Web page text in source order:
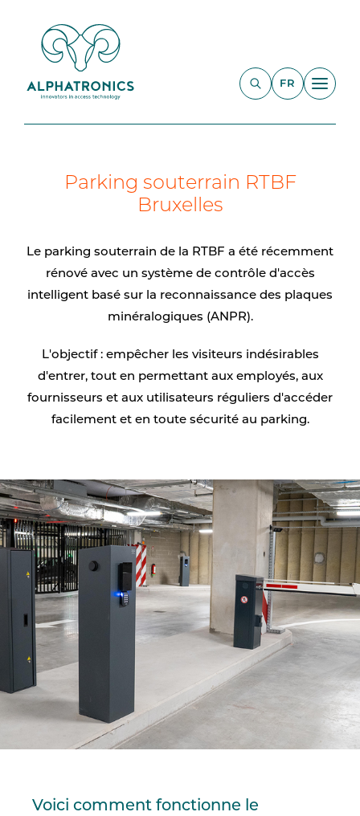
FR
Parking souterrain RTBF
Bruxelles
Le parking souterrain de la RTBF a été récemment
rénové avec un système de contrôle d'accès
intelligent basé sur la reconnaissance des plaques
minéralogiques (ANPR).
L'objectif : empêcher les visiteurs indésirables
d'entrer, tout en permettant aux employés, aux
fournisseurs et aux utilisateurs réguliers d'accéder
facilement et en toute sécurité au parking.
Voici comment fonctionne le